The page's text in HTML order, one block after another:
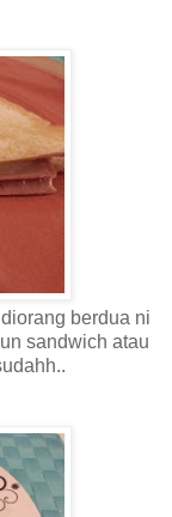
berdua ni
sandwich atau